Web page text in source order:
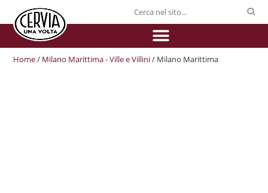
Home/ Milano Marittima - Ville e Villini/ Milano Marittima